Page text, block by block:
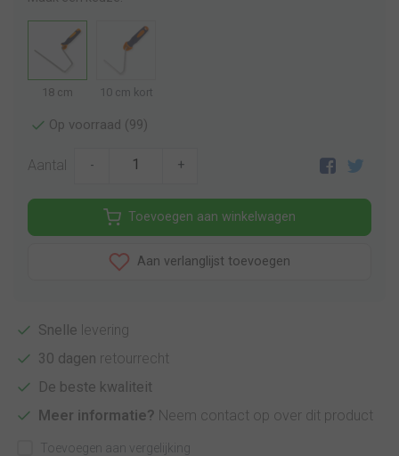
18 cm 10 cm kort
Op voorraad (99)
Aantal - +
Toevoegen aan winkelwagen
Aan verlanglijst toevoegen
Snelle levering
30 dagen retourrecht
De beste kwaliteit
Meer informatie? Neem contact op over dit product
Toevoegen aan vergelijking